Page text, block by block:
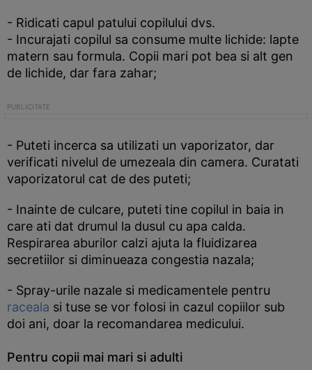
- Ridicati capul patului copilului dvs.
- Incurajati copilul sa consume multe lichide: lapte
matern sau formula. Copii mari pot bea si alt gen
de lichide, dar fara zahar;
- Puteti incerca sa utilizati un vaporizator, dar
verificati nivelul de umezeala din camera. Curatati
vaporizatorul cat de des puteti;
- Inainte de culcare, puteti tine copilul in baia in
care ati dat drumul la dusul cu apa calda.
Respirarea aburilor calzi ajuta la fluidizarea
secretiilor si diminueaza congestia nazala;
- Spray-urile nazale si medicamentele pentru
raceala si tuse se vor folosi in cazul copiilor sub
doi ani, doar la recomandarea medicului.
Pentru copii mai mari si adulti